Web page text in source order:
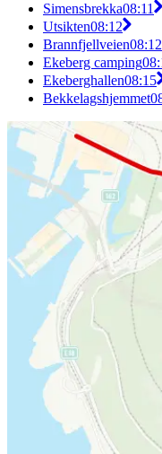
Simensbrekka08:11
Utsikten08:12
Brannfjellveien08:12
Ekeberg camping
Ekeberghallen08:15
Bekkelagshjemmet